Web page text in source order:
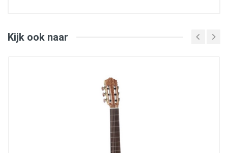
58 cm en een kleiner postuur. Dus is de 1C Cadete ook
uitgerust met het massieve bovenblad van het
naar buiten doet komen. Met het warme, sprankelende
geluid en het speelcomfort zou deze gitaar menig zoon
of dochters beste vriend kunnen worden. Het zal hen
zeker enthousiast maken voor gitaar spelen.
Vorm: TraditioNeel Spaans
Kijk ook naar